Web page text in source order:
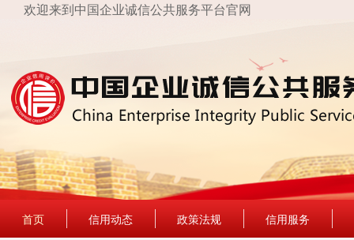
欢迎来到中国企业诚信公共服务平台官网
首页 信用动态 政策法规 信用服务